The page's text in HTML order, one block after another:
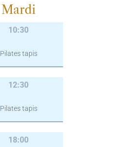
Mardi
10:30
Pilates tapis
12:30
Pilates tapis
18:00